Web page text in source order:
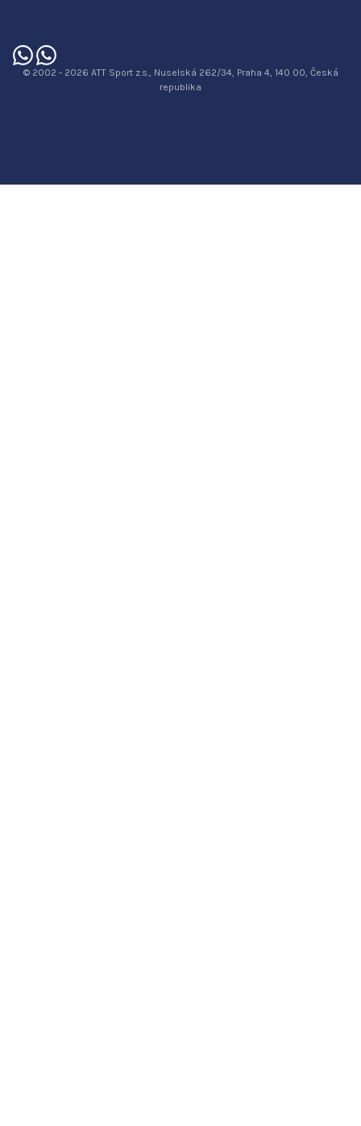
© 2002 - 2026 ATT Sport z.s., Nuselská 262/34, Praha 4, 140 00, Česká
republika